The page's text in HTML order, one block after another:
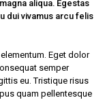
aliqua. Egestas
dui vivamus arcu felis
Eget dolor
semper
eu. Tristique risus
quam pellentesque